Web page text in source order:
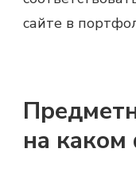
сайте в
на